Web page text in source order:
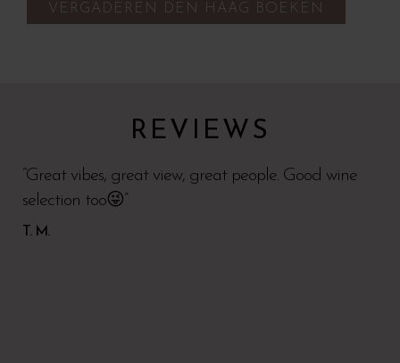
VERGADEREN DEN HAAG BOEKEN
REVIEWS
“Great vibes, great view, great people. Good wine
selection too😜”
T. M.